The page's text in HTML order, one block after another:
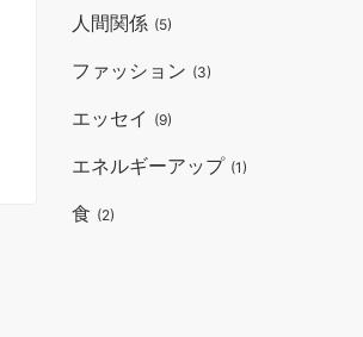
人間関係 (5)
ファッション (3)
エッセイ (9)
エネルギーアップ (1)
食 (2)